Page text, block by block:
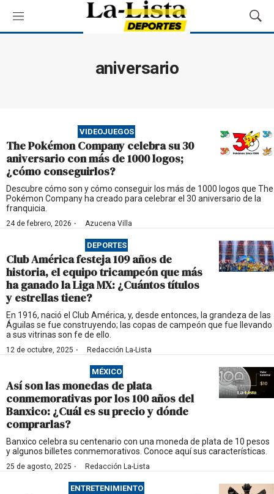
M
e
M
o
s
q
d
a
aniversario
VIDEOJUEGOS
The Pokémon Company celebra su 30
aniversario con más de 1000 logos;
¿cómo conseguirlos?
Descubre cómo son y cómo conseguir los más de 1000 logos que The
Pokémon Company ha creado para celebrar el 30 aniversario de la
franquicia.
24 de febrero, 2026 · Azucena Villa
DEPORTES
Club América festeja 109 años de
historia, el equipo tricampeón que más
ha ganado la Liga MX: ¿Cuántos títulos
y estrellas tiene?
En 1916, nació el Club América, y, desde entonces, la grandeza de las
Águilas se fue construyendo; las copas de campeón que fue llevando
a sus vitrinas son fe de ello.
12 de octubre, 2025 · Redacción La-Lista
MÉXICO
Así son las monedas de plata
conmemorativas por los 100 años del
Banxico: ¿Cuál es su precio y dónde
comprarlas?
Banxico celebra su centenario con una moneda de plata de 10 pesos
y algunos billetes conmemorativos. Conoce aquí sus características.
25 de agosto, 2025 · Redacción La-Lista
ENTRETENIMIENTO